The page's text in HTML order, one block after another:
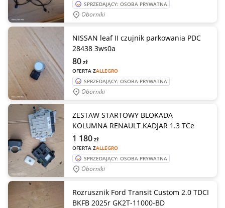
SPRZEDAJĄCY: OSOBA PRYWATNA
Oborniki
NISSAN leaf II czujnik parkowania PDC
28438 3ws0a
OFERTA ZALLEGRO
80zł
SPRZEDAJĄCY: OSOBA PRYWATNA
Oborniki
ZESTAW STARTOWY BLOKADA
KOLUMNA RENAULT KADJAR 1.3 TCe
OFERTA ZALLEGRO
1 180zł
SPRZEDAJĄCY: OSOBA PRYWATNA
Oborniki
Rozrusznik Ford Transit Custom 2.0 TDCI
BKFB 2025r GK2T-11000-BD